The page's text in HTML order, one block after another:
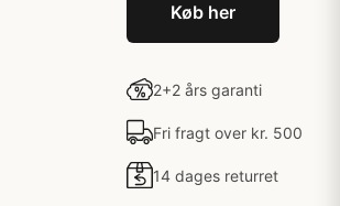
Køb her
2+2 års garanti
Fri fragt over kr. 500
14 dages returret